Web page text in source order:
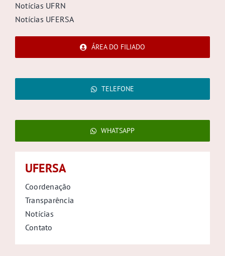
Notícias UFRN
Notícias UFERSA
ÁREA DO FILIADO
TELEFONE
WHATSAPP
UFERSA
Coordenação
Transparência
Notícias
Contato